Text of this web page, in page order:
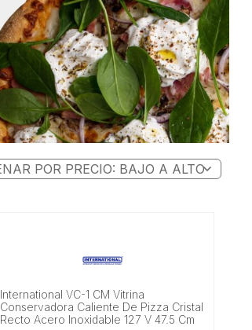
International VC-1 CM Vitrina
Conservadora Caliente De Pizza Cristal
Recto Acero Inoxidable 127 V 47.5 Cm